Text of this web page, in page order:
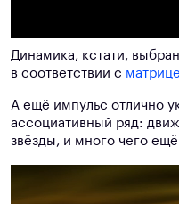
Динамика, кстати,
в соответствии с
А ещё импульс отлично
ассоциативный ряд:
звёзды, и много чего ещё